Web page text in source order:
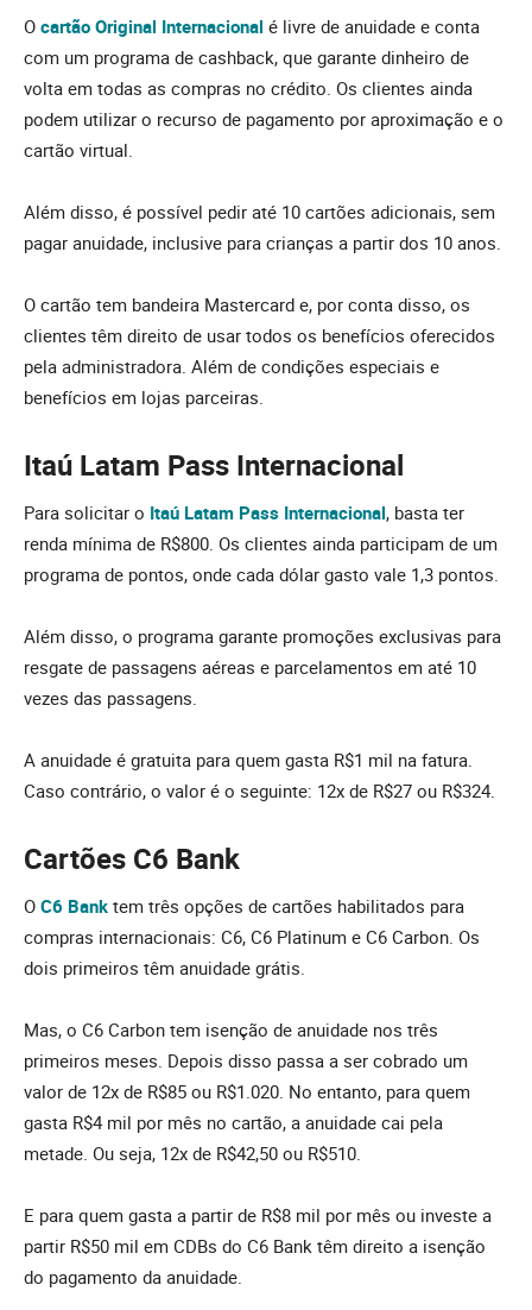
O cartão Original Internacional é livre de anuidade e conta
com um programa de cashback, que garante dinheiro de
volta em todas as compras no crédito. Os clientes ainda
podem utilizar o recurso de pagamento por aproximação e o
cartão virtual.
Além disso, é possível pedir até 10 cartões adicionais, sem
pagar anuidade, inclusive para crianças a partir dos 10 anos.
O cartão tem bandeira Mastercard e, por conta disso, os
clientes têm direito de usar todos os benefícios oferecidos
pela administradora. Além de condições especiais e
benefícios em lojas parceiras.
Itaú Latam Pass Internacional
Para solicitar o Itaú Latam Pass Internacional, basta ter
renda mínima de R$800. Os clientes ainda participam de um
programa de pontos, onde cada dólar gasto vale 1,3 pontos.
Além disso, o programa garante promoções exclusivas para
resgate de passagens aéreas e parcelamentos em até 10
vezes das passagens.
A anuidade é gratuita para quem gasta R$1 mil na fatura.
Caso contrário, o valor é o seguinte: 12x de R$27 ou R$324.
Cartões C6 Bank
O C6 Bank tem três opções de cartões habilitados para
compras internacionais: C6, C6 Platinum e C6 Carbon. Os
dois primeiros têm anuidade grátis.
Mas, o C6 Carbon tem isenção de anuidade nos três
primeiros meses. Depois disso passa a ser cobrado um
valor de 12x de R$85 ou R$1.020. No entanto, para quem
gasta R$4 mil por mês no cartão, a anuidade cai pela
metade. Ou seja, 12x de R$42,50 ou R$510.
E para quem gasta a partir de R$8 mil por mês ou investe a
partir R$50 mil em CDBs do C6 Bank têm direito a isenção
do pagamento da anuidade.